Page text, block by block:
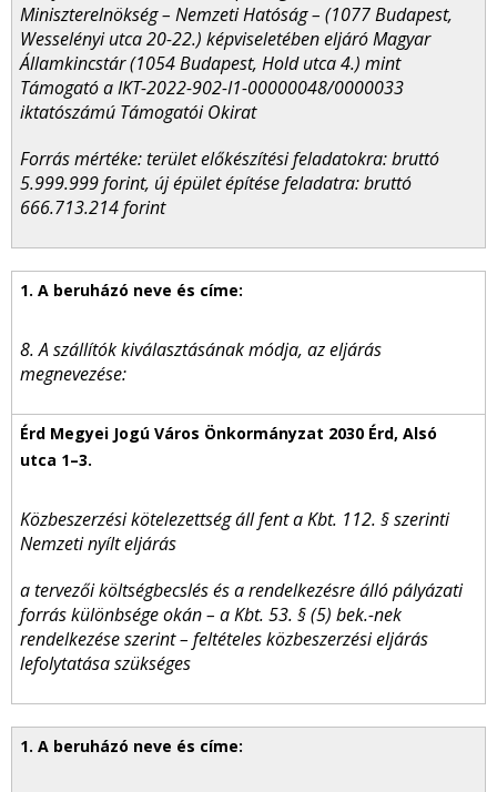
Miniszterelnökség – Nemzeti Hatóság – (1077 Budapest,
Wesselényi utca 20-22.) képviseletében eljáró Magyar
Államkincstár (1054 Budapest, Hold utca 4.) mint
Támogató a IKT-2022-902-I1-00000048/0000033
iktatószámú Támogatói Okirat
Forrás mértéke: terület előkészítési feladatokra: bruttó
5.999.999 forint, új épület építése feladatra: bruttó
666.713.214 forint
8. A szállítók kiválasztásának módja, az eljárás
megnevezése:
Közbeszerzési kötelezettség áll fent a Kbt. 112. § szerinti
Nemzeti nyílt eljárás
a tervezői költségbecslés és a rendelkezésre álló pályázati
forrás különbsége okán – a Kbt. 53. § (5) bek.-nek
rendelkezése szerint – feltételes közbeszerzési eljárás
lefolytatása szükséges